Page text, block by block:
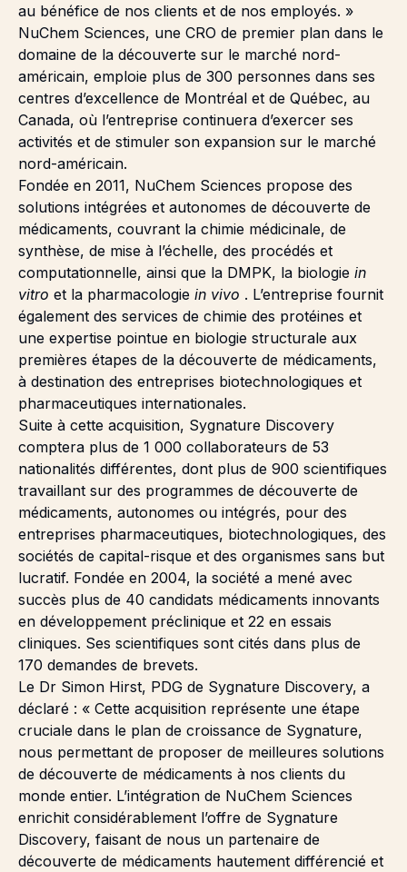
au bénéfice de nos clients et de nos employés. »
NuChem Sciences, une CRO de premier plan dans le
domaine de la découverte sur le marché nord-
américain, emploie plus de 300 personnes dans ses
centres d’excellence de Montréal et de Québec, au
Canada, où l’entreprise continuera d’exercer ses
activités et de stimuler son expansion sur le marché
nord-américain.
Fondée en 2011, NuChem Sciences propose des
solutions intégrées et autonomes de découverte de
médicaments, couvrant la chimie médicinale, de
synthèse, de mise à l’échelle, des procédés et
computationnelle, ainsi que la DMPK, la biologie in
vitro et la pharmacologie in vivo . L’entreprise fournit
également des services de chimie des protéines et
une expertise pointue en biologie structurale aux
premières étapes de la découverte de médicaments,
à destination des entreprises biotechnologiques et
pharmaceutiques internationales.
Suite à cette acquisition, Sygnature Discovery
comptera plus de 1 000 collaborateurs de 53
nationalités différentes, dont plus de 900 scientifiques
travaillant sur des programmes de découverte de
médicaments, autonomes ou intégrés, pour des
entreprises pharmaceutiques, biotechnologiques, des
sociétés de capital-risque et des organismes sans but
lucratif. Fondée en 2004, la société a mené avec
succès plus de 40 candidats médicaments innovants
en développement préclinique et 22 en essais
cliniques. Ses scientifiques sont cités dans plus de
170 demandes de brevets.
Le Dr Simon Hirst, PDG de Sygnature Discovery, a
déclaré : « Cette acquisition représente une étape
cruciale dans le plan de croissance de Sygnature,
nous permettant de proposer de meilleures solutions
de découverte de médicaments à nos clients du
monde entier. L’intégration de NuChem Sciences
enrichit considérablement l’offre de Sygnature
Discovery, faisant de nous un partenaire de
découverte de médicaments hautement différencié et